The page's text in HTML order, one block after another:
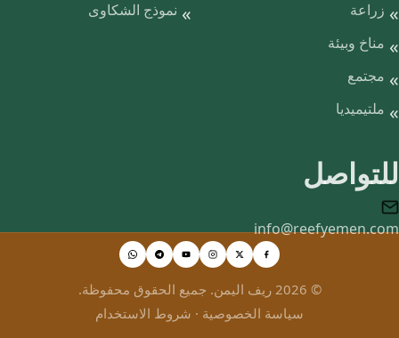
زراعة
مناخ وبيئة
مجتمع
ملتيميديا
نموذج الشكاوى
للتواصل
info@reefyemen.com
© 2026 ريف اليمن. جميع الحقوق محفوظة.
سياسة الخصوصية · شروط الاستخدام